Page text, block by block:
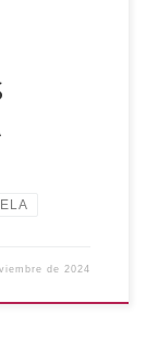
de 2024